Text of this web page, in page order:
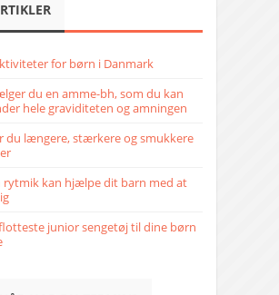
for børn i Danmark
du en amme-bh, som du kan
hele graviditeten og amningen
du længere, stærkere og smukkere
rytmik kan hjælpe dit barn med at
junior sengetøj til dine børn